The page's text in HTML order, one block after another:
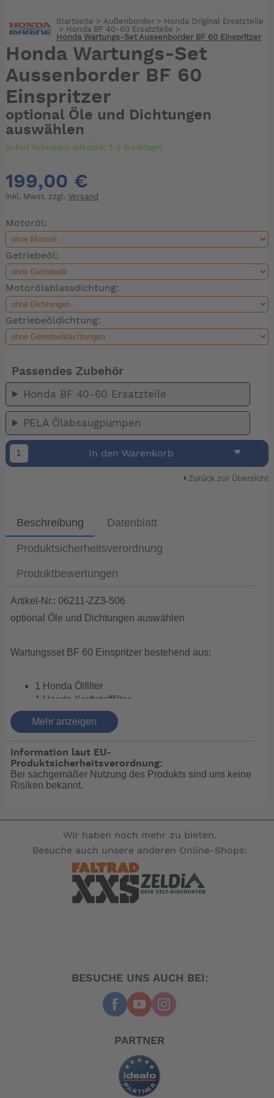
Startseite > Außenborder > Honda Original Ersatzteile
> Honda BF 40-60 Ersatzteile >
Honda Wartungs-Set Aussenborder BF 60 Einspritzer
Honda Wartungs-Set
Aussenborder BF 60
Einspritzer
optional Öle und Dichtungen
auswählen
Sofort lieferbar(Lieferzeit: 1-3 Werktage)
199,00 €
inkl. Mwst. zzgl. Versand
Motoröl:
Getriebeöl:
Motorölablassdichtung:
Getriebeöldichtung:
Passendes Zubehör
Honda BF 40-60 Ersatzteile
PELA Ölabsaugpumpen
In den Warenkorb
Zurück zur Übersicht
Beschreibung Datenblatt
Produktsicherheitsverordnung
Produktbewertungen
Artikel-Nr.: 06211-ZZ3-506
optional Öle und Dichtungen auswählen
Wartungsset BF 60 Einspritzer bestehend aus:
1 Honda Ölfilter
1 Honda Kraftstofffilter
1 Honda O-Ring für Hochdruck-Kraftstofffilter
3 Honda Zündkerzen
1 Impellerset
Thermostatdichtung bzw. O-Ring
bitte drucken Sie sich den Wartungsplan aus,Sie finden
Die Motoröle & Dichtungen müssen separat ausgwählt
werden, da diese nicht in dem Set mitgeliefert werden.
Für die 1 Liter Getriebeölflasche wird eine
Getriebeölpumpe benötigt, um dieses einzufüllen.
Mehr anzeigen
Information laut EU-
Produktsicherheitsverordnung:
Bei sachgemäßer Nutzung des Produkts sind uns keine
Risiken bekannt.
Wir haben noch mehr zu bieten.
Besuche auch unsere anderen Online-Shops:
BESUCHE UNS AUCH BEI:
PARTNER